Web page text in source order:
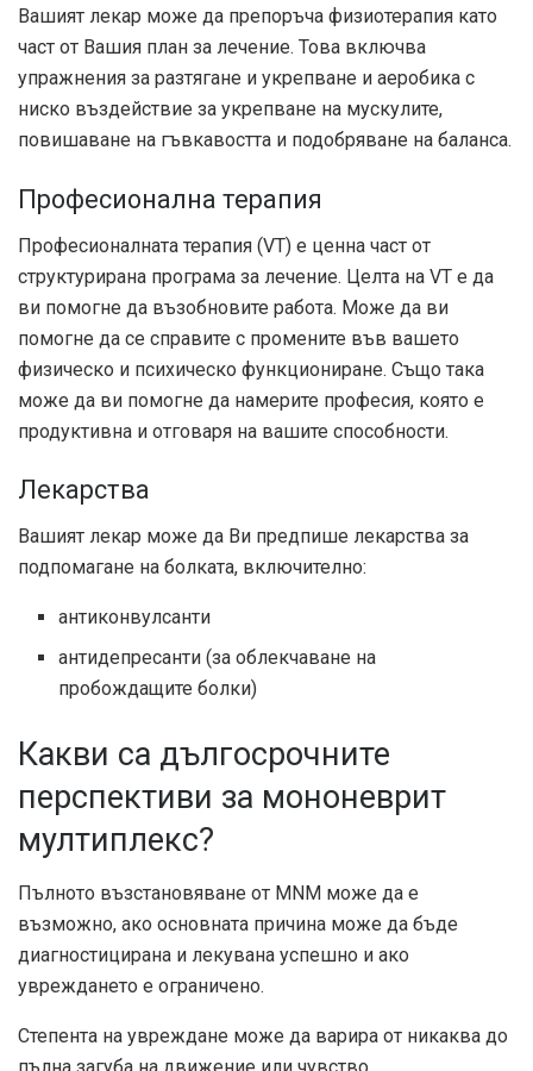
Вашият лекар може да препоръча физиотерапия като
част от Вашия план за лечение. Това включва
упражнения за разтягане и укрепване и аеробика с
ниско въздействие за укрепване на мускулите,
повишаване на гъвкавостта и подобряване на баланса.
Професионална терапия
Професионалната терапия (VT) е ценна част от
структурирана програма за лечение. Целта на VT е да
ви помогне да възобновите работа. Може да ви
помогне да се справите с промените във вашето
физическо и психическо функциониране. Също така
може да ви помогне да намерите професия, която е
продуктивна и отговаря на вашите способности.
Лекарства
Вашият лекар може да Ви предпише лекарства за
подпомагане на болката, включително:
антиконвулсанти
антидепресанти (за облекчаване на
пробождащите болки)
Какви са дългосрочните
перспективи за мононеврит
мултиплекс?
Пълното възстановяване от MNM може да е
възможно, ако основната причина може да бъде
диагностицирана и лекувана успешно и ако
увреждането е ограничено.
Степента на увреждане може да варира от никаква до
пълна загуба на движение или чувство.